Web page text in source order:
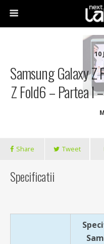
10
Samsung Galaxy
Z Fold6 – Partea I
Share Tweet
Specificatii